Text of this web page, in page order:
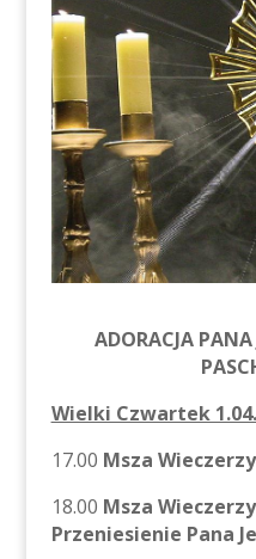
ADORACJA
Wielki Czwartek
17.00 Msza
18.00 Msza
Przeniesienie Pana